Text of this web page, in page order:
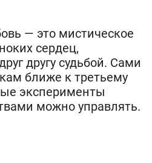
— это мистическое
сердец,
другу судьбой. Сами
ближе к третьему
эксперименты
можно управлять.